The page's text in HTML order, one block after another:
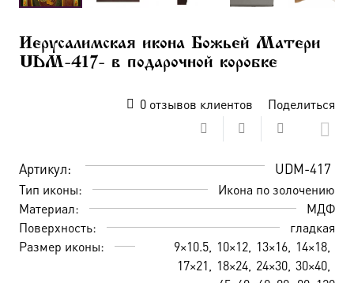
Иерусалимская икона Божьей Матери
UDM-417- в подарочной коробке
0отзывов клиентов Поделиться
Артикул: UDM-417
Тип иконы:
Икона по золочению
Материал:
МДФ
Поверхность:
гладкая
Размер иконы:
9×10.5 10×12 13×16 14×18
17×21
18×24 24×30 30×40